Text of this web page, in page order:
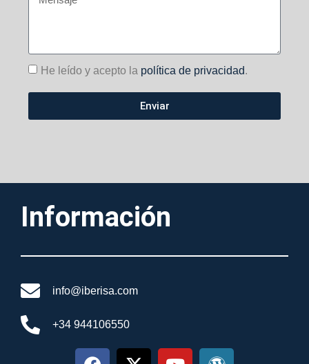
He leído y acepto la política de privacidad.
Enviar
Información
info@iberisa.com
+34 944106550